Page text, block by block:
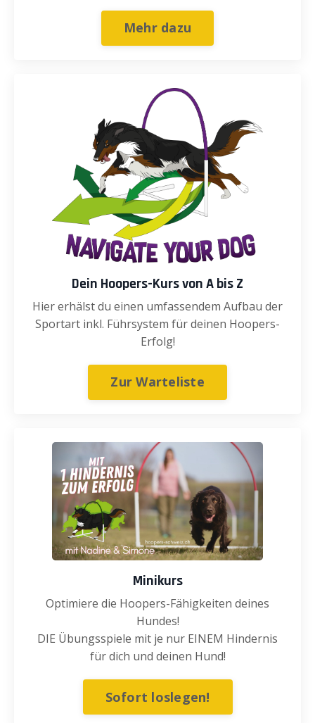
Mehr dazu
Dein Hoopers-Kurs von A bis Z
Hier erhälst du einen umfassendem Aufbau der
Sportart inkl. Führsystem für deinen Hoopers-
Erfolg!
Zur Warteliste
Minikurs
Optimiere die Hoopers-Fähigkeiten deines
Hundes!
DIE Übungsspiele mit je nur EINEM Hindernis
für dich und deinen Hund!
Sofort loslegen!